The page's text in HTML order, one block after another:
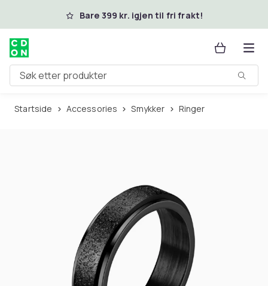
Hopp til hovedinnholdBare 399 kr. igjen til fri frakt!
Søk etter produkter
Startside Accessories Smykker Ringer